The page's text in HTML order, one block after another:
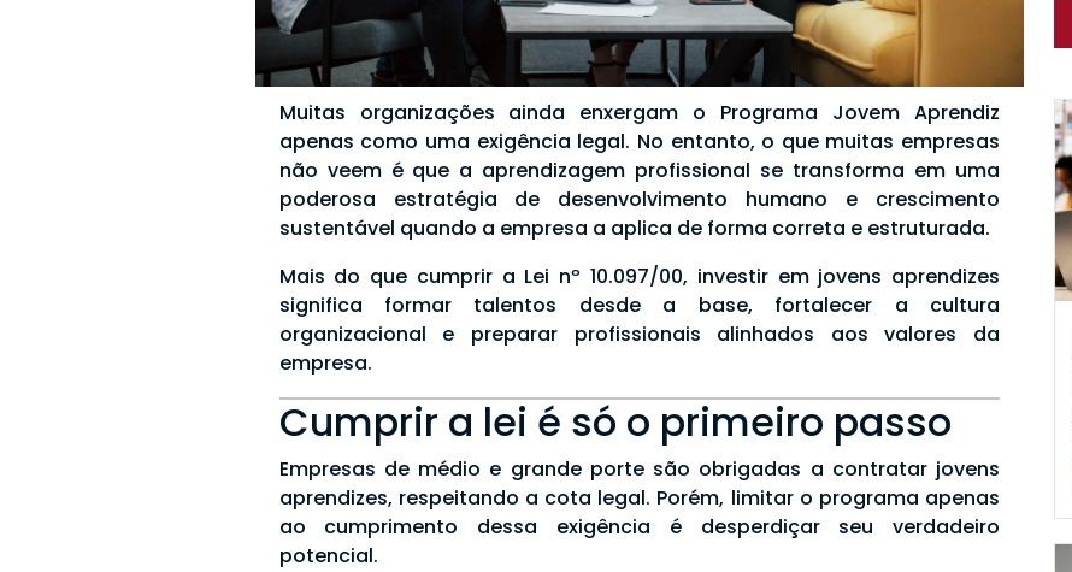
Muitas organizações ainda enxergam o Programa Jovem Aprendiz
apenas como uma exigência legal. No entanto, o que muitas empresas
não veem é que a aprendizagem profissional se transforma em uma
poderosa estratégia de desenvolvimento humano e crescimento
sustentável quando a empresa a aplica de forma correta e estruturada.
Mais do que cumprir a Lei nº 10.097/00, investir em jovens aprendizes
significa formar talentos desde a base, fortalecer a cultura
organizacional e preparar profissionais alinhados aos valores da
empresa.
Cumprir a lei é só o primeiro passo
Empresas de médio e grande porte são obrigadas a contratar jovens
aprendizes, respeitando a cota legal. Porém, limitar o programa apenas
ao cumprimento dessa exigência é desperdiçar seu verdadeiro
potencial.